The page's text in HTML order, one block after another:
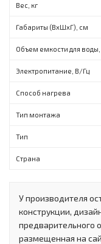
Вес, кг
Габариты (ВxШxГ), см
Объем емкости для воды,
Электропитание, В/Гц
Способ нагрева
Тип монтажа
Тип
Страна
У производителя
конструкции,
предварительного
размещенная на